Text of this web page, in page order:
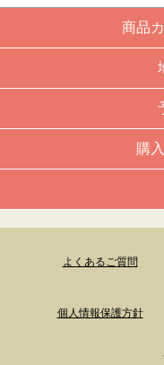
商品
購
よくあるご質問
個人情報保護方針